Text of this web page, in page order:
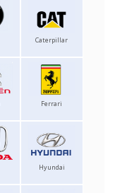
Caterpillar
Ferrari
Hyundai